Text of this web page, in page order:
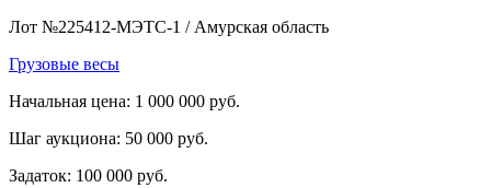
Лот №225412-МЭТС-1 / Амурская область
Грузовые весы
Начальная цена: 1 000 000 руб.
Шаг аукциона: 50 000 руб.
Задаток: 100 000 руб.